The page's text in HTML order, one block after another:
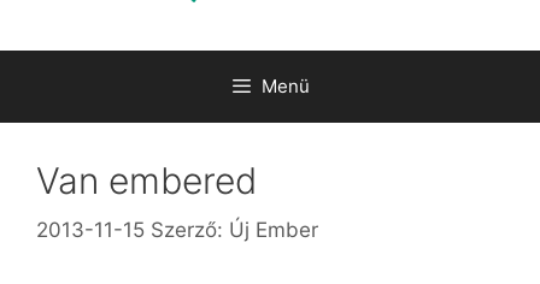
Menü
Van embered
2013-11-15 Szerző: Új Ember